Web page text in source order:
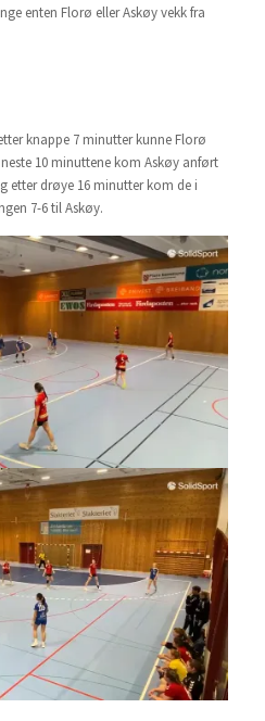
enten Florø eller Askøy vekk fra
knappe 7 minutter kunne Florø
10 minuttene kom Askøy anført
etter drøye 16 minutter kom de i
7-6 til Askøy.